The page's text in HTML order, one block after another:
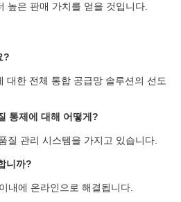
높은 판매 가치를 얻을 것입니다.
?
대한 전체 통합 공급망 솔루션의 선도
통제에 대해 어떻게?
질 관리 시스템을 가지고 있습니다.
니까?
내에 온라인으로 해결됩니다.